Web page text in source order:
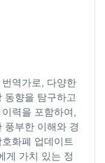
역가로, 다양한
동향을 탐구하고
력을 포함하여,
풍부한 이해와 경
화폐 업데이트
게 가치 있는 정